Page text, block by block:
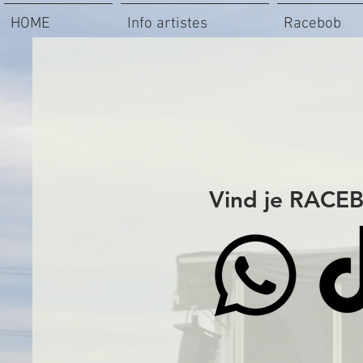
HOME Info artistes Racebob
Vind je